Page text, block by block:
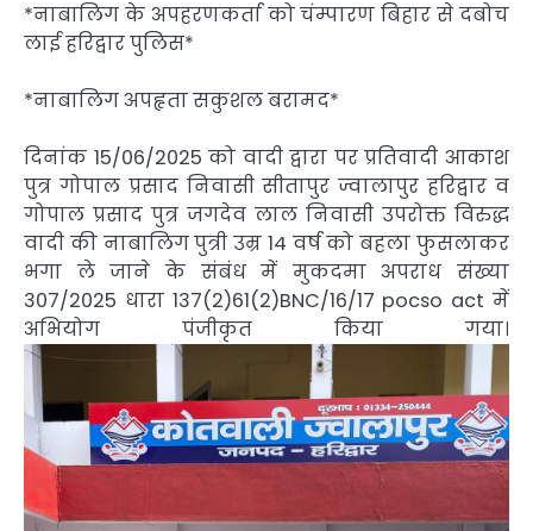
*नाबालिग के अपहरणकर्ता को चंम्पारण बिहार से दबोच
लाई हरिद्वार पुलिस*
*नाबालिग अपहृता सकुशल बरामद*
दिनांक 15/06/2025 को वादी द्वारा पर प्रतिवादी आकाश
पुत्र गोपाल प्रसाद निवासी सीतापुर ज्वालापुर हरिद्वार व
गोपाल प्रसाद पुत्र जगदेव लाल निवासी उपरोक्त विरुद्ध
वादी की नाबालिग पुत्री उम्र 14 वर्ष को बहला फुसलाकर
भगा ले जाने के संबंध में मुकदमा अपराध संख्या
307/2025 धारा 137(2)61(2)BNC/16/17 pocso act में
अभियोग पंजीकृत किया गया।